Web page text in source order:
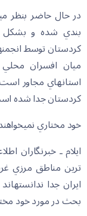
در حال حاضر بنظر
بندي شده و بشكل
كردستان توسط
ميان افسران
استانهاي مجاور
كردستان جدا شده
خود مختاري
ايلام ـ خبرنگاران
ترين مناطق مرزي
ايران جدا
بحث در مورد خود